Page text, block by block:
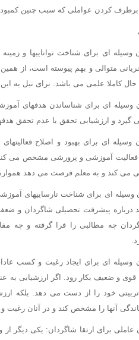
کردن عواملی که سبب چنین
وسیله ای برای شناخت تواناییها و
متوالی و بهم پیوسته است، از
کاملا علمی می باشد. برای نیل به
وسیله ای برای شناساندن هدفهای
و ارزشیابی تحقق یا عدم تحقق
وسیله ای برای بهبود و اصلاح
فعالیت آموزشی و پرورشی مشخص می
می کند و به معلم فرصت می دهد
وسیله ای برای شناخت نارساییهای
درباره پیشرفت تحصیلی شاگردان و
چه مطالبی را فرا گرفته و چه
وسیله ای برای ایجاد رغبت و کسب
قوی و ضعیف بکار رود. اگر ارزشیابی به
خود را از دست می دهد. بلکه
آنها را مشخص کند و در آنان رغبت و
عاملی برای ارتقا شاگردان: یکی دیگر